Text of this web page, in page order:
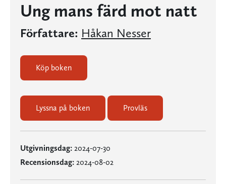
Ung mans färd mot natt
Författare: Håkan Nesser
Köp boken
Lyssna på boken Provläs
Utgivningsdag: 2024-07-30
Recensionsdag: 2024-08-02